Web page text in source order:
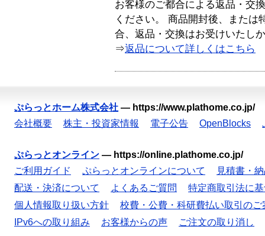
お客様のご都合による返品・交
ください。 商品開封後、または
合、返品・交換はお受けいたし
⇒返品について詳しくはこちら
ぷらっとホーム株式会社 — https://www.plathome.co.jp/
会社概要
株主・投資家情報 電子公告 OpenBlocks
ぷらっとオンライン — https://online.plathome.co.jp/
ご利用ガイド
ぷらっとオンラインについて
見積書・
配送・決済について
よくあるご質問
特定商取引法に
個人情報取り扱い方針
校費・公費・科研費払い取引のご
IPv6への取り組み
お客様からの声 ご注文の取り消し